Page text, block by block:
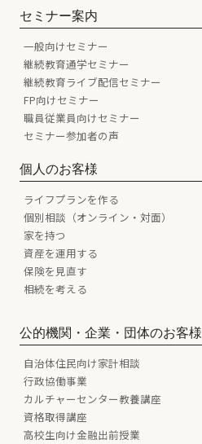
セミナー案内
一般向けセミナー
継続教育通学セミナー
継続教育ライブ配信セミナー
FP向けセミナー
職員従業員向けセミナー
セミナー参加者の声
個人のお客様
ライフプランを作る
個別相談（オンライン・対面）
家を持つ
資産を運用する
保険を見直す
相続を考える
公的機関・企業・団体のお客様
自治体住民向け家計相談
行政協働事業
カルチャーセンター教養講座
資格取得講座
高校生向け金融出前授業